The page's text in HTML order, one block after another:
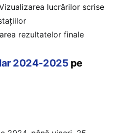
lucrărilor scrise
rezultatelor finale
2024-2025 pe